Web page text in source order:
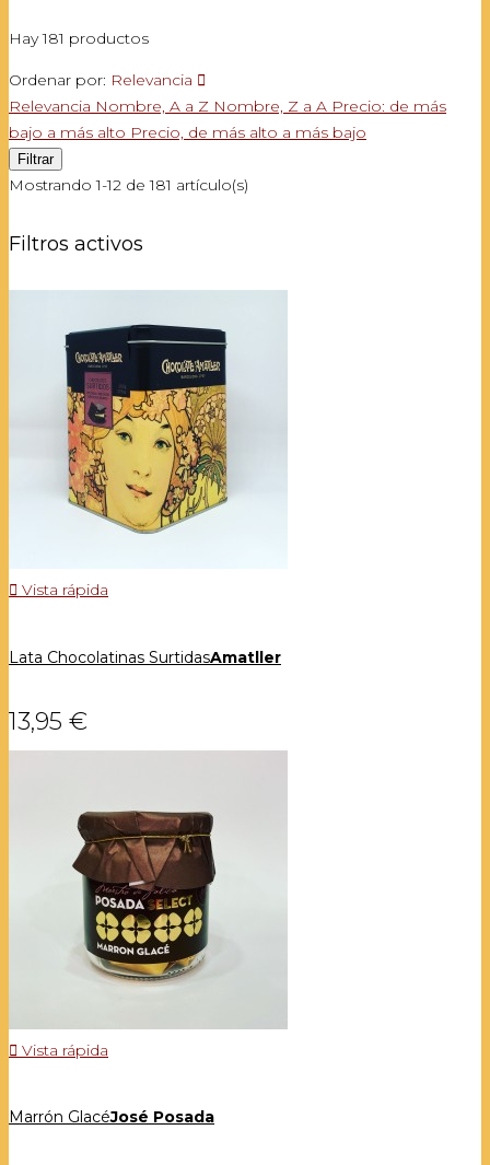
Hay 181 productos
Ordenar por: Relevancia 
Relevancia Nombre, A a Z Nombre, Z a A Precio: de más
bajo a más alto Precio, de más alto a más bajo
Filtrar
Mostrando 1-12 de 181 artículo(s)
Filtros activos
 Vista rápida
Lata Chocolatinas SurtidasAmatller
13,95 €
 Vista rápida
Marrón GlacéJosé Posada